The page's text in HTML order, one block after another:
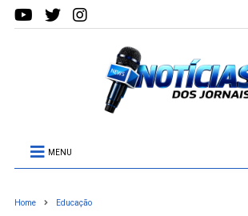
MENU
Home Educação